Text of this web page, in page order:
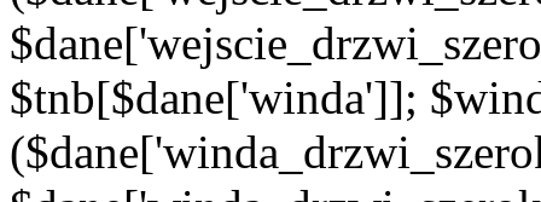
$tnb[$dane['winda']];